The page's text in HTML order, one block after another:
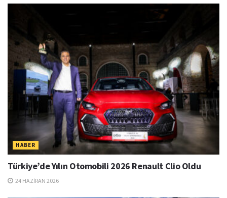
HABER
Türkiye’de Yılın Otomobili 2026 Renault Clio Oldu
24 HAZIRAN 2026